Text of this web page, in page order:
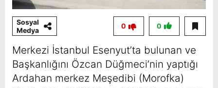
Sosyal
Medya
0
0
Merkezi İstanbul Esenyut’ta bulunan ve
Başkanlığını Özcan Düğmeci’nin yaptığı
Ardahan merkez Meşedibi (Morofka)